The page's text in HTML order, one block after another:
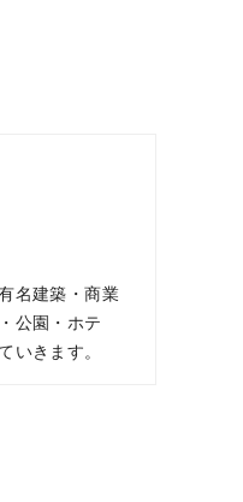
名建築・商業
公園・ホテ
いきます。